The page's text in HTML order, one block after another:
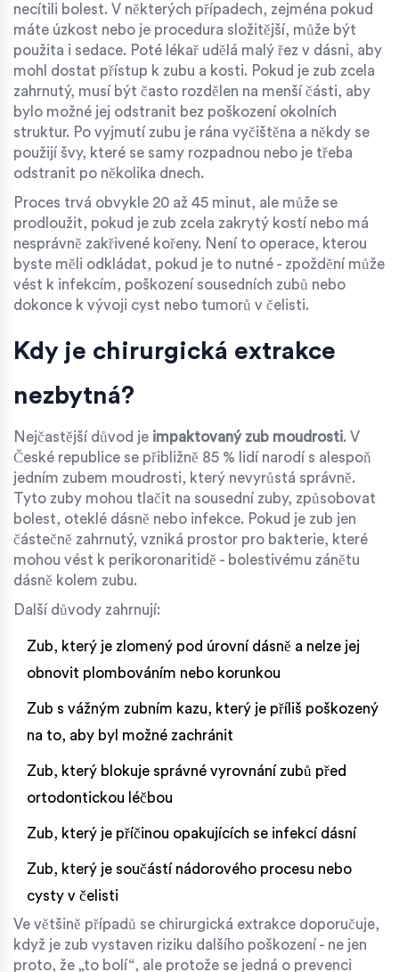
necítili bolest. V některých případech, zejména pokud
máte úzkost nebo je procedura složitější, může být
použita i sedace. Poté lékař udělá malý řez v dásni, aby
mohl dostat přístup k zubu a kosti. Pokud je zub zcela
zahrnutý, musí být často rozdělen na menší části, aby
bylo možné jej odstranit bez poškození okolních
struktur. Po vyjmutí zubu je rána vyčištěna a někdy se
použijí švy, které se samy rozpadnou nebo je třeba
odstranit po několika dnech.
Proces trvá obvykle 20 až 45 minut, ale může se
prodloužit, pokud je zub zcela zakrytý kostí nebo má
nesprávně zakřivené kořeny. Není to operace, kterou
byste měli odkládat, pokud je to nutné - zpoždění může
vést k infekcím, poškození sousedních zubů nebo
dokonce k vývoji cyst nebo tumorů v čelisti.
Kdy je chirurgická extrakce
nezbytná?
Nejčastější důvod je impaktovaný zub moudrosti. V
České republice se přibližně 85 % lidí narodí s alespoň
jedním zubem moudrosti, který nevyrůstá správně.
Tyto zuby mohou tlačit na sousední zuby, způsobovat
bolest, oteklé dásně nebo infekce. Pokud je zub jen
částečně zahrnutý, vzniká prostor pro bakterie, které
mohou vést k perikoronaritidě - bolestivému zánětu
dásně kolem zubu.
Další důvody zahrnují:
Zub, který je zlomený pod úrovní dásně a nelze jej
obnovit plombováním nebo korunkou
Zub s vážným zubním kazu, který je příliš poškozený
na to, aby byl možné zachránit
Zub, který blokuje správné vyrovnání zubů před
ortodontickou léčbou
Zub, který je příčinou opakujících se infekcí dásní
Zub, který je součástí nádorového procesu nebo
cysty v čelisti
Ve většině případů se chirurgická extrakce doporučuje,
když je zub vystaven riziku dalšího poškození - ne jen
proto, že „to bolí“, ale protože se jedná o prevenci